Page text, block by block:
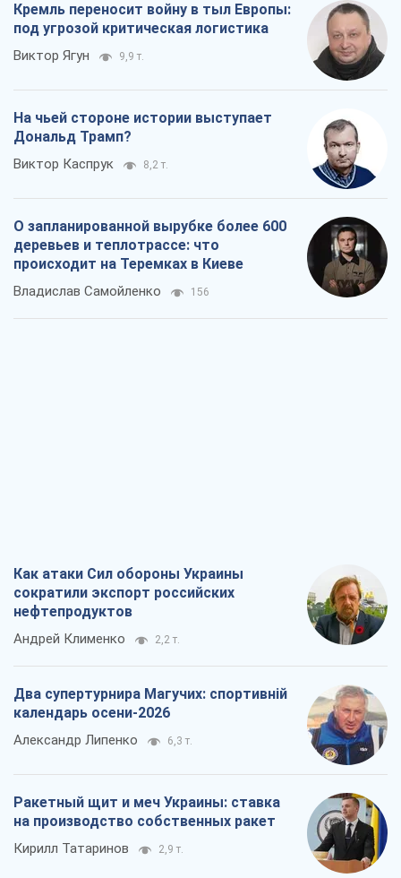
Кремль переносит войну в тыл Европы:
под угрозой критическая логистика
Виктор Ягун 9,9 т.
На чьей стороне истории выступает
Дональд Трамп?
Виктор Каспрук 8,2 т.
О запланированной вырубке более 600
деревьев и теплотрассе: что
происходит на Теремках в Киеве
Владислав Самойленко 156
Как атаки Сил обороны Украины
сократили экспорт российских
нефтепродуктов
Андрей Клименко 2,2 т.
Два супертурнира Магучих: спортивній
календарь осени-2026
Александр Липенко 6,3 т.
Ракетный щит и меч Украины: ставка
на производство собственных ракет
Кирилл Татаринов 2,9 т.